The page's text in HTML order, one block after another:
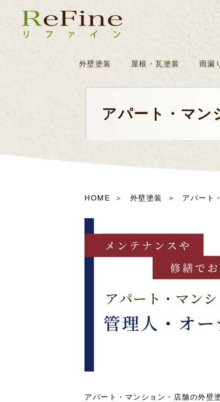
外壁塗装 屋根・瓦塗装 雨漏
アパート・ マン
HOME 外壁塗装 アパート
アパート・マンション・店舗の外壁